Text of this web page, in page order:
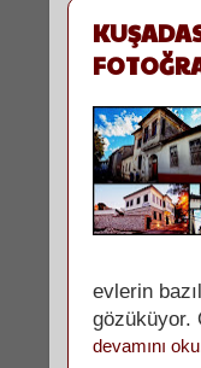
evlerin
gözüküyor.
devamını